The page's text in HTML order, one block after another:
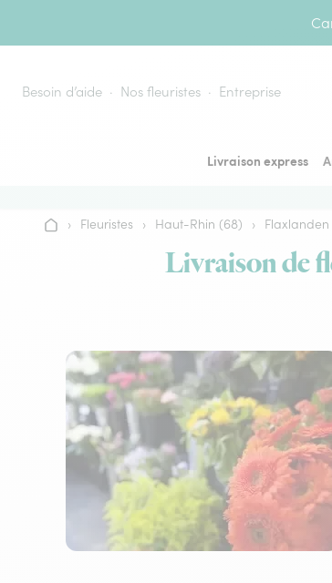
Besoin d’aide Nos fleuristes Entreprise
Livraison express
Accueil
› Fleuristes › Haut-Rhin (68) › Flaxlanden
Livraison de